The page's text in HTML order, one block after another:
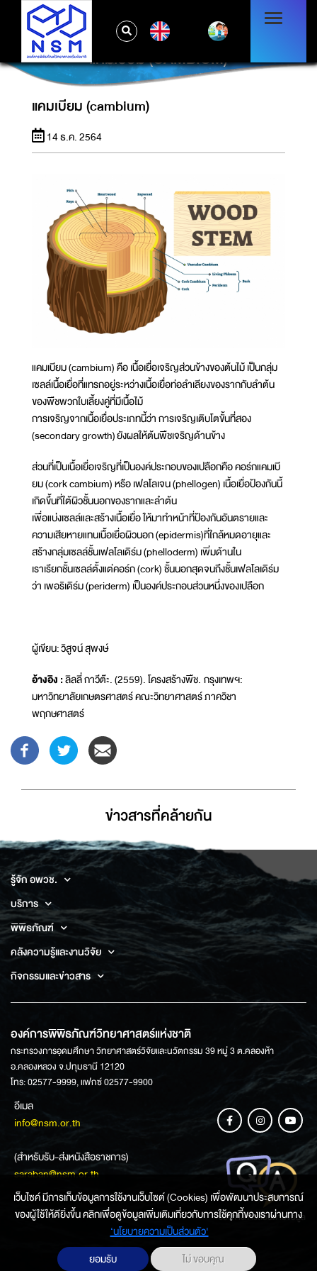
แคมเบียม (CAMBIUM)
แคมเบียม (cambium)
14 ธ.ค. 2564
แคมเบียม (cambium) คือ เนื้อเยื่อเจริญส่วนข้างของต้นไม้ เป็นกลุ่ม
เซลล์เนื้อเยื่อที่แทรกอยู่ระหว่างเนื้อเยื่อท่อลำเลียงของรากกับลำต้น
ของพืชพวกใบเลี้ยงคู่ที่มีเนื้อไม้
การเจริญจากเนื้อเยื่อประเภทนี้ว่า การเจริญเติบโตขั้นที่สอง
(secondary growth) ยังผลให้ต้นพืชเจริญด้านข้าง
ส่วนที่เป็นเนื้อเยื่อเจริญที่เป็นองค์ประกอบของเปลือกคือ คอร์กแคมเบี
ยม (cork cambium) หรือ เฟลโลเจน (phellogen) เนื้อเยื่อป้องกันนี้
เกิดขึ้นที่ใต้ผิวชั้นนอกของรากและลำต้น
เพื่อแบ่งเซลล์และสร้างเนื้อเยื่อ ให้มาทำหน้าที่ป้องกันอันตรายและ
ความเสียหายแทนเนื้อเยื่อผิวนอก (epidermis)ที่ใกล้หมดอายุและ
สร้างกลุ่มเซลล์ชั้นเฟลโลเดิร์ม (phelloderm) เพิ่มด้านใน
เราเรียกชั้นเซลล์ตั้งแต่คอร์ก (cork) ชั้นนอกสุดจนถึงชั้นเฟลโลเดิร์ม
ว่า เพอริเดิร์ม (periderm) เป็นองค์ประกอบส่วนหนึ่งของเปลือก
ผู้เขียน: วิสูจน์ สุพงษ์
อ้างอิง :ลิลลี่ กาวีต๊ะ. (2559). โครงสร้างพืช. กรุงเทพฯ:
มหาวิทยาลัยเกษตรศาสตร์ คณะวิทยาศาสตร์ ภาควิชา
พฤกษศาสตร์
ข่าวสารที่่คล้ายกัน
รู้จัก อพวช.
บริการ
พิพิธภัณฑ์
คลังความรู้และงานวิจัย
กิจกรรมและข่าวสาร
องค์การพิพิธภัณฑ์วิทยาศาสตร์แห่งชาติ
กระทรวงการอุดมศึกษา วิทยาศาสตร์วิจัยและนวัตกรรม 39 หมู่ 3 ต.คลองห้า
อ.คลองหลวง จ.ปทุมธานี 12120
โทร: 02577-9999, แฟกซ์ 02577-9900
อีเมล
info@nsm.or.th
(สำหรับรับ-ส่งหนังสือราชการ)
saraban@nsm.or.th
ช่องทางการสอบถามข้อมูล
เว็บไซค์ มีการเก็บข้อมูลการใช้งานเว็บไซต์ (Cookies) เพื่อพัฒนาประสบการณ์
ของผู้ใช้ให้ดียิ่งขึ้น คลิกเพื่อดูข้อมูลเพิ่มเติมเกี่ยวกับการใช้คุกกี้ของเราผ่านทาง
‘นโยบายความเป็นส่วนตัว'
ยอมรับ
ไม่ ขอบคุณ